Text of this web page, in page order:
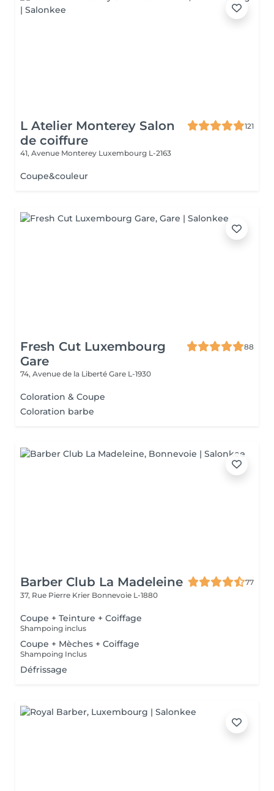
L Atelier Monterey Salon
de coiffure
121
41, Avenue Monterey Luxembourg L-2163
Coupe&couleur
Fresh Cut Luxembourg
Gare
88
74, Avenue de la Liberté Gare L-1930
Coloration & Coupe
Coloration barbe
Barber Club La Madeleine
77
37, Rue Pierre Krier Bonnevoie L-1880
Coupe + Teinture + Coiffage
Shampoing inclus
Coupe + Mèches + Coiffage
Shampoing Inclus
Défrissage